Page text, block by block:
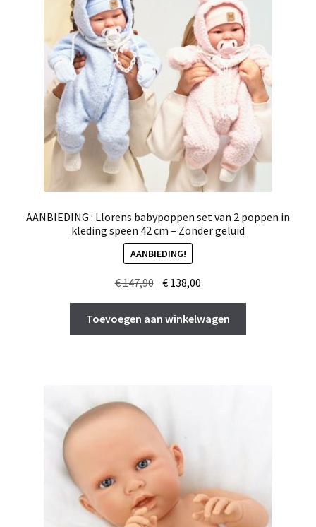
AANBIEDING : Llorens babypoppen set van 2 poppen in
kleding speen 42 cm – Zonder geluid
AANBIEDING!
€147,90 Oorspronkelijke
was:
€ 147,90.
€ 138,00
is:
€ 138,00.
Toevoegen aan winkelwagen